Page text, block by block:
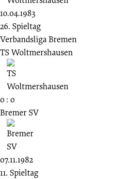
10.04.1983
26. Spieltag
Verbandsliga Bremen
TS Woltmershausen
0 : 0
Bremer SV
07.11.1982
11. Spieltag